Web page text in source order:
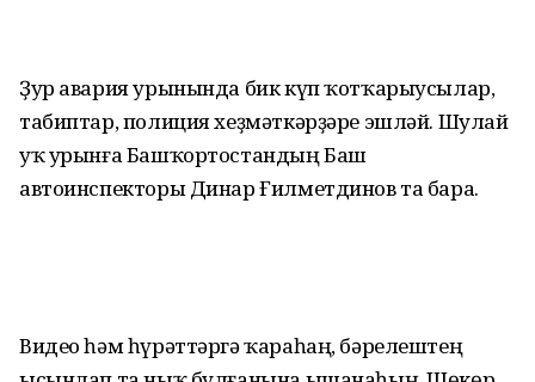
Ҙур авария урынында бик күп ҡотҡарыусылар,
табиптар, полиция хеҙмәткәрҙәре эшләй. Шулай
уҡ урынға Башҡортостандың Баш
автоинспекторы Динар Ғилметдинов та бара.
Видео һәм һүрәттәргә ҡараһаң, бәрелештең